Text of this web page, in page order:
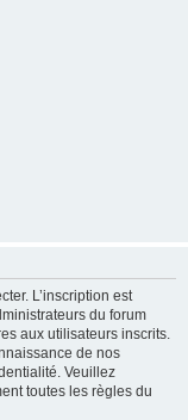
L’inscription est
du forum
aux utilisateurs inscrits.
de nos
Veuillez
toutes les règles du